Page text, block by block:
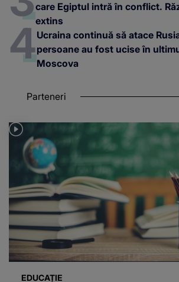
care Egiptul intră în conflict.
extins
Ucraina continuă să atace
persoane au fost ucise în
Moscova
Parteneri
EDUCAȚIE